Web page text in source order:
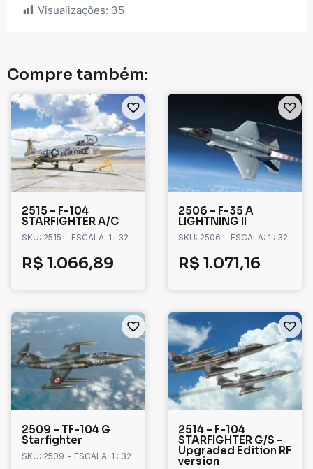
Visualizações: 35
Compre também:
2515 – F-104
STARFIGHTER A/C
SKU: 2515 - ESCALA: 1 : 32
R$ 1.066,89
2506 – F-35 A
LIGHTNING II
SKU: 2506 - ESCALA: 1 : 32
R$ 1.071,16
2509 – TF-104 G
Starfighter
SKU: 2509 - ESCALA: 1 : 32
2514 – F-104
STARFIGHTER G/S –
Upgraded Edition RF
version